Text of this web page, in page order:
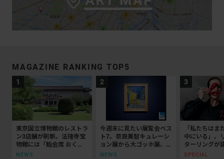
MAGAZINE RANKING TOP5
東京国立博物館のレストラ
ン3店舗が刷新。法隆寺宝
物館には「鮨会席 おく
乃」がオープン
NEWS
今週末に見たい展覧会ベス
ト7。奈良美智キュレーシ
ョン展から大ゴッホ展、ボ
ッティチェリまで
NEWS
「私たちはま
中にいる」。
ターリングが
抵抗の50年
SPECIAL